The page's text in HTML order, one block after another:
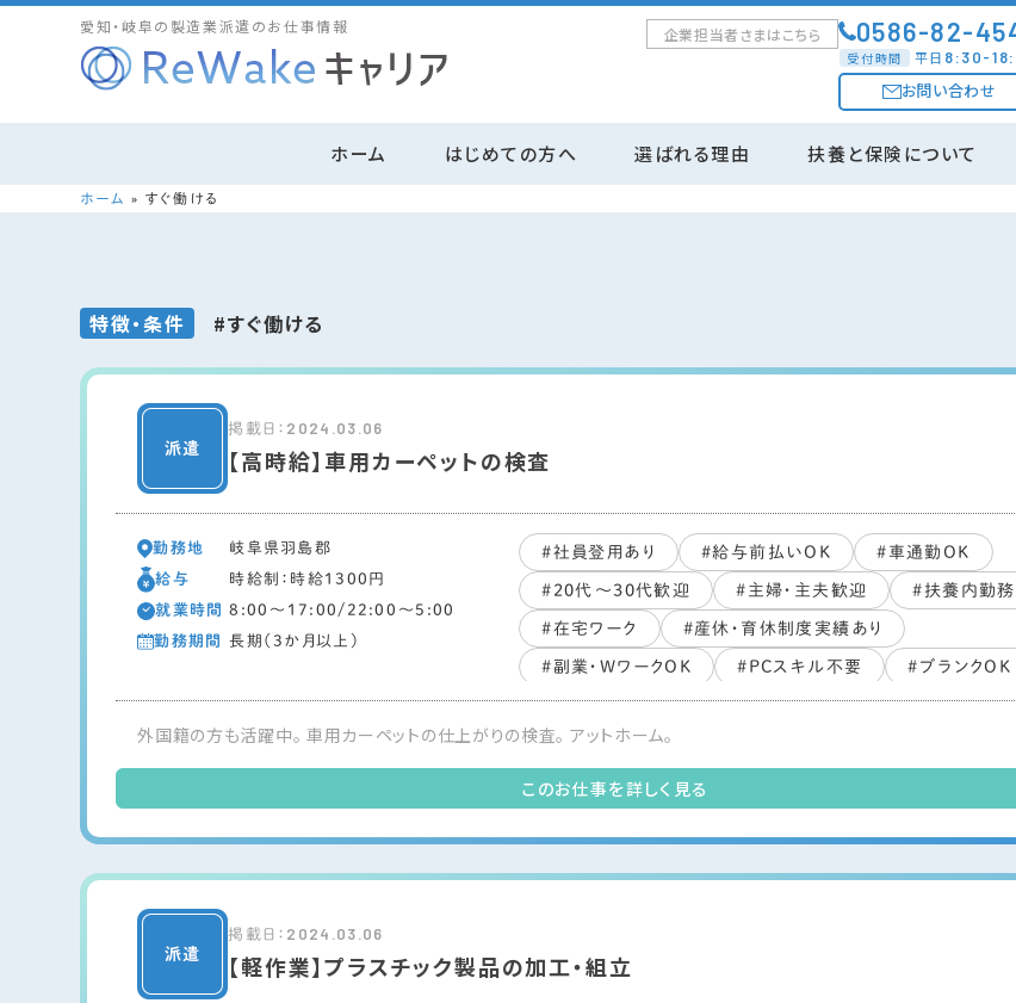
愛知・岐阜の製造業派遣のお仕事情報 企業担当者さまはこちら 0586-82-
受付時間 平日 8:30-
お問い合わせ
ホーム はじめての方へ
お仕事開始までの流れ
選ばれる理由 扶養と保険について
ホーム » すぐ働ける
特徴・条件 #すぐ働ける
掲載日： 2024.03.06
【高時給】車用カーペットの検査
勤務地
岐阜県羽島郡
給与
時給制：時給1300円
就業時間
8:00～17:00/22:00～5:00
勤務期間
長期（3か月以上）
#社員登用あり #給与前払いOK #車通勤OK
#20代～30代歓迎 #主婦・主夫歓迎 #扶養内勤
#在宅ワーク #産休・育休制度実績あり
#副業・WワークOK #PCスキル不要 #ブランクOK
#すぐ働ける #未経験・初心者OK #長期歓迎
#交通費支給あり
外国籍の方も活躍中。 車用カーペットの仕上がりの検査。 アットホーム。
このお仕事を詳しく見る
掲載日： 2024.03.06
【軽作業】プラスチック製品の加工・組立